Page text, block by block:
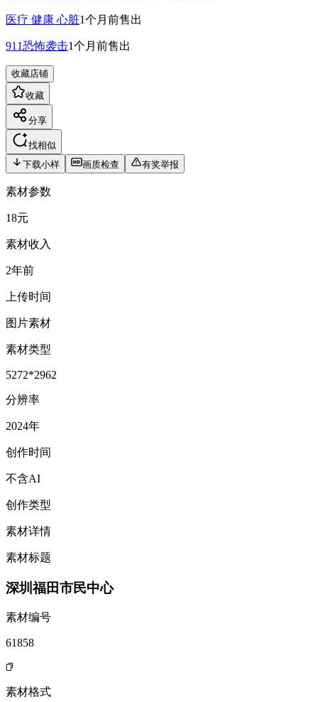
医疗 健康 心脏1个月前售出
911恐怖袭击1个月前售出
收藏店铺
收藏
分享
找相似
下载小样
画质检查 有奖举报
素材参数
18元
素材收入
2年前
上传时间
图片素材
素材类型
5272*2962
分辨率
2024年
创作时间
不含AI
创作类型
素材详情
素材标题
深圳福田市民中心
素材编号
61858
素材格式